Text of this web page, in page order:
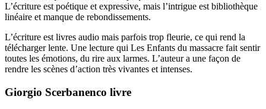
L’écriture est poétique et expressive, mais l’intrigue est bibliothèque
linéaire et manque de rebondissements.
L’écriture est livres audio mais parfois trop fleurie, ce qui rend la
télécharger lente. Une lecture qui Les Enfants du massacre fait sentir
toutes les émotions, du rire aux larmes. L’auteur a une façon de
rendre les scènes d’action très vivantes et intenses.
Giorgio Scerbanenco livre